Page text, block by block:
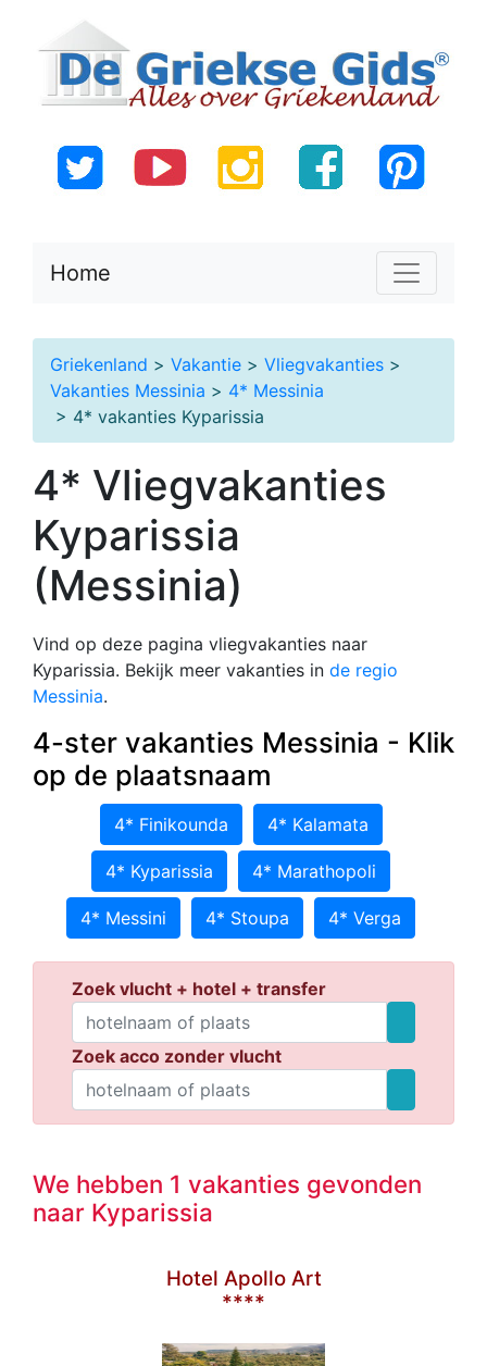
Home
Griekenland > Vakantie > Vliegvakanties >
Vakanties Messinia > 4* Messinia
> 4* vakanties Kyparissia
4* Vliegvakanties
Kyparissia
(Messinia)
Vind op deze pagina vliegvakanties naar
Kyparissia. Bekijk meer vakanties in de regio
Messinia.
4-ster vakanties Messinia - Klik
op de plaatsnaam
4* Finikounda 4* Kalamata
4* Kyparissia 4* Marathopoli
4* Messini 4* Stoupa 4* Verga
Zoek vlucht + hotel + transfer
Zoek acco zonder vlucht
We hebben 1 vakanties gevonden
naar Kyparissia
Hotel Apollo Art
****